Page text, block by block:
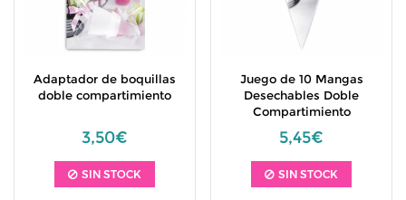
Adaptador de boquillas
doble compartimiento
3,50€
SIN STOCK
Juego de 10 Mangas
Desechables Doble
Compartimiento
5,45€
SIN STOCK